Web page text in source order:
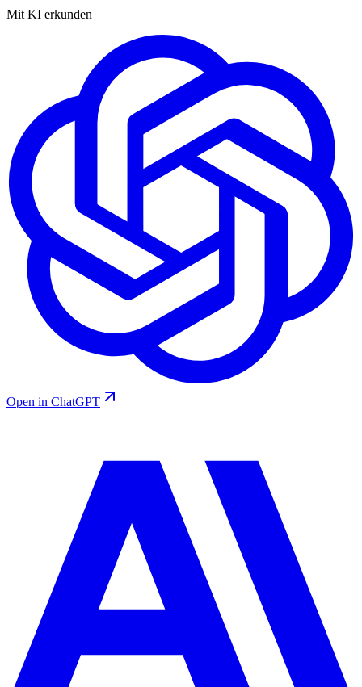
Mit KI erkunden
Open in ChatGPT